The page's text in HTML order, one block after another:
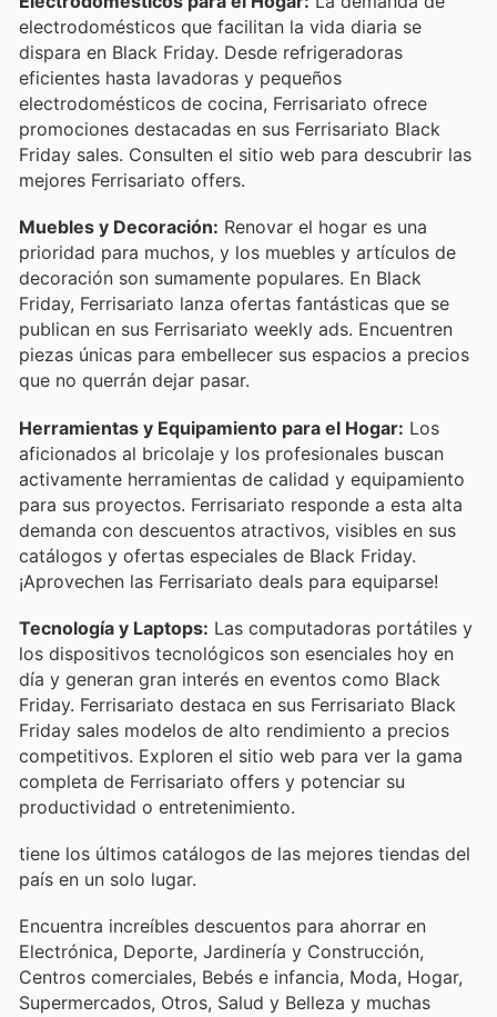
electrodomésticos que facilitan la vida diaria se
dispara en Black Friday. Desde refrigeradoras
eficientes hasta lavadoras y pequeños
electrodomésticos de cocina, Ferrisariato ofrece
promociones destacadas en sus Ferrisariato Black
Friday sales. Consulten el sitio web para descubrir las
mejores Ferrisariato offers.
Muebles y Decoración: Renovar el hogar es una
prioridad para muchos, y los muebles y artículos de
decoración son sumamente populares. En Black
Friday, Ferrisariato lanza ofertas fantásticas que se
publican en sus Ferrisariato weekly ads. Encuentren
piezas únicas para embellecer sus espacios a precios
que no querrán dejar pasar.
Herramientas y Equipamiento para el Hogar: Los
aficionados al bricolaje y los profesionales buscan
activamente herramientas de calidad y equipamiento
para sus proyectos. Ferrisariato responde a esta alta
demanda con descuentos atractivos, visibles en sus
catálogos y ofertas especiales de Black Friday.
¡Aprovechen las Ferrisariato deals para equiparse!
Tecnología y Laptops: Las computadoras portátiles y
los dispositivos tecnológicos son esenciales hoy en
día y generan gran interés en eventos como Black
Friday. Ferrisariato destaca en sus Ferrisariato Black
Friday sales modelos de alto rendimiento a precios
competitivos. Exploren el sitio web para ver la gama
completa de Ferrisariato offers y potenciar su
productividad o entretenimiento.
tiene los últimos catálogos de las mejores tiendas del
país en un solo lugar.
Encuentra increíbles descuentos para ahorrar en
Electrónica, Deporte, Jardinería y Construcción,
Centros comerciales, Bebés e infancia, Moda, Hogar,
Supermercados, Otros, Salud y Belleza y muchas